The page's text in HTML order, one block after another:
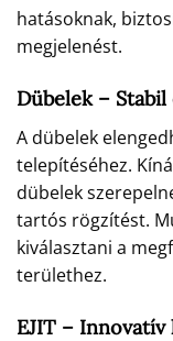
hatásoknak,
megjelenést.
Dübelek –
A dübelek
telepítéséhez.
dübelek
tartós rögzítést.
kiválasztani a
területhez.
EJIT –